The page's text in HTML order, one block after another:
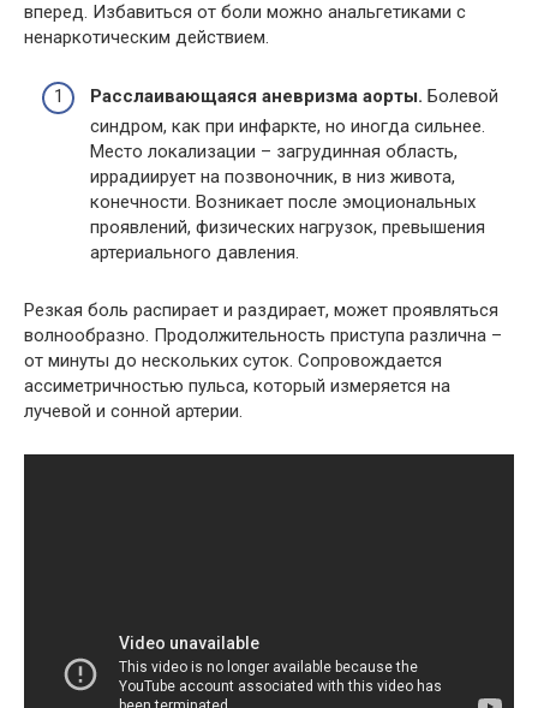
вперед. Избавиться от боли можно анальгетиками с
ненаркотическим действием.
Расслаивающаяся аневризма аорты. Болевой
синдром, как при инфаркте, но иногда сильнее.
Место локализации – загрудинная область,
иррадиирует на позвоночник, в низ живота,
конечности. Возникает после эмоциональных
проявлений, физических нагрузок, превышения
артериального давления.
Резкая боль распирает и раздирает, может проявляться
волнообразно. Продолжительность приступа различна –
от минуты до нескольких суток. Сопровождается
ассиметричностью пульса, который измеряется на
лучевой и сонной артерии.